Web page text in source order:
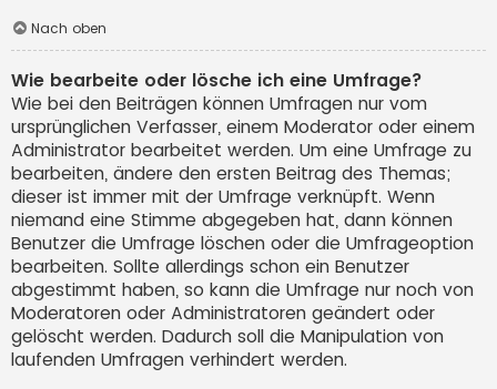
Nach oben
Wie bearbeite oder lösche ich eine Umfrage?
Wie bei den Beiträgen können Umfragen nur vom
ursprünglichen Verfasser, einem Moderator oder einem
Administrator bearbeitet werden. Um eine Umfrage zu
bearbeiten, ändere den ersten Beitrag des Themas;
dieser ist immer mit der Umfrage verknüpft. Wenn
niemand eine Stimme abgegeben hat, dann können
Benutzer die Umfrage löschen oder die Umfrageoption
bearbeiten. Sollte allerdings schon ein Benutzer
abgestimmt haben, so kann die Umfrage nur noch von
Moderatoren oder Administratoren geändert oder
gelöscht werden. Dadurch soll die Manipulation von
laufenden Umfragen verhindert werden.